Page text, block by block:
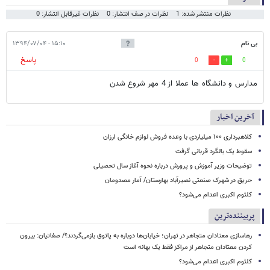
نظرات منتشر شده: 1 نظرات در صف انتشار: 0 نظرات غیرقابل انتشار: 0
بی نام ۱۵:۱۰ - ۱۳۹۴/۰۷/۰۴
0
0
پاسخ
مدارس و دانشگاه ها عملا از 4 مهر شروع شدن
آخرین اخبار
کلاهبرداری ۱۰۰ میلیاردی با وعده فروش لوازم خانگی ارزان
سقوط یک بالگرد قربانی گرفت
توضیحات وزیر آموزش و پرورش درباره نحوه آغاز سال تحصیلی
حریق در شهرک صنعتی نصیرآباد بهارستان/ آمار مصدومان
کلثوم اکبری اعدام می‌شود؟
پربیننده‌ترین
رهاسازی معتادان متجاهر در تهران؛ خیابان‌ها دوباره به پاتوق بازمی‌گردند؟/ صفاتیان: بیرون
کردن معتادان متجاهر از مراکز فقط یک بهانه است
کلثوم اکبری اعدام می‌شود؟